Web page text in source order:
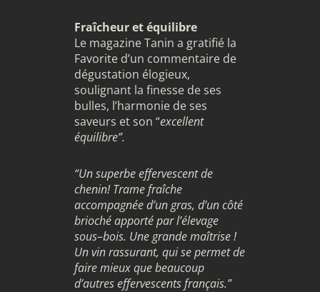
Fraîcheur et équilibre
Le magazine Tanin a gratifié la
Favorite d’un commentaire de
dégustation élogieux,
soulignant la finesse de ses
bulles, l’harmonie de ses
saveurs et son “excellent
équilibre”.
“Un superbe effervescent de
chenin! Trame fraîche
accompagnée d’un gras, d’un côté
brioché apporté par l’élevage
sous–bois. Une grande maîtrise !
Un vin rassurant, qui se permet de
faire mieux que beaucoup
d’autres effervescents français.”